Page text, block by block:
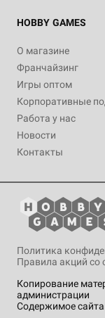
HOBBY GAMES
О магазине
Франчайзинг
Игры оптом
Корпоративные
Работа у нас
Новости
Контакты
Копирование
администрации
Содержимое сайта
Политика
Правила акций со